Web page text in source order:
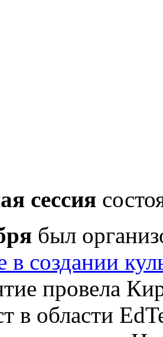
сессия
был
создании
провела
в области